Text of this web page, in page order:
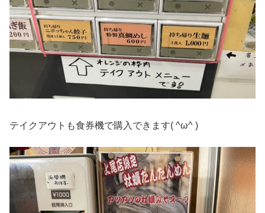
テイクアウトも食券機で購入できます( ^ω^ )